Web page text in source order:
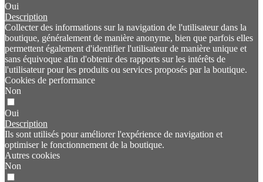
Oui
Description
Collecter des informations sur la navigation de l'utilisateur dans la
boutique, généralement de manière anonyme, bien que parfois elles
permettent également d'identifier l'utilisateur de manière unique et
sans équivoque afin d'obtenir des rapports sur les intérêts de
l'utilisateur pour les produits ou services proposés par la boutique.
Cookies de performance
Non
Oui
Description
Ils sont utilisés pour améliorer l'expérience de navigation et
optimiser le fonctionnement de la boutique.
Autres cookies
Non